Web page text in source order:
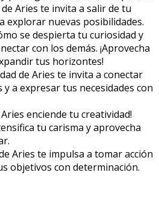
Aries te invita a salir de tu
explorar nuevas posibilidades.
se despierta tu curiosidad y
con los demás. ¡Aprovecha
tus horizontes!
de Aries te invita a conectar
a expresar tus necesidades con
Aries enciende tu creatividad!
tu carisma y aprovecha
Aries te impulsa a tomar acción
objetivos con determinación.